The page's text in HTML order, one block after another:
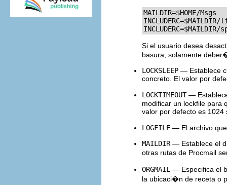
MAILDIR=$HOME/Msgs
INCLUDERC=$MAILDIR/
Si el usuario desea
basura, solamente
LOCKSLEEP — Establece
concreto. El valor por
LOCKTIMEOUT—
modificar un lockfile para
valor por defecto es 1024
LOGFILE — El archivo
MAILDIR — Establece el
otras rutas de Procmail
ORGMAIL — Especifica el
la ubicaci�n de receta o